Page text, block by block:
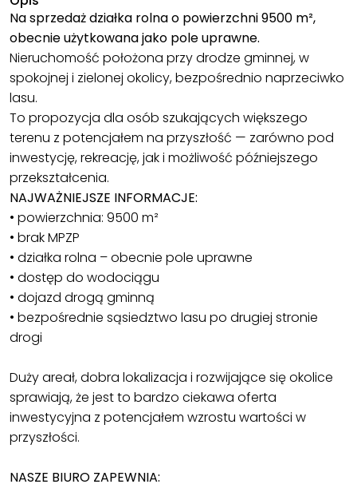
Na sprzedaż działka rolna o powierzchni 9500 m²,
obecnie użytkowana jako pole uprawne.
Nieruchomość położona przy drodze gminnej, w
spokojnej i zielonej okolicy, bezpośrednio naprzeciwko
lasu.
To propozycja dla osób szukających większego
terenu z potencjałem na przyszłość — zarówno pod
inwestycję, rekreację, jak i możliwość późniejszego
przekształcenia.
NAJWAŻNIEJSZE INFORMACJE:
• powierzchnia: 9500 m²
• brak MPZP
• działka rolna – obecnie pole uprawne
• dostęp do wodociągu
• dojazd drogą gminną
• bezpośrednie sąsiedztwo lasu po drugiej stronie
drogi
Duży areał, dobra lokalizacja i rozwijające się okolice
sprawiają, że jest to bardzo ciekawa oferta
inwestycyjna z potencjałem wzrostu wartości w
przyszłości.
NASZE BIURO ZAPEWNIA: